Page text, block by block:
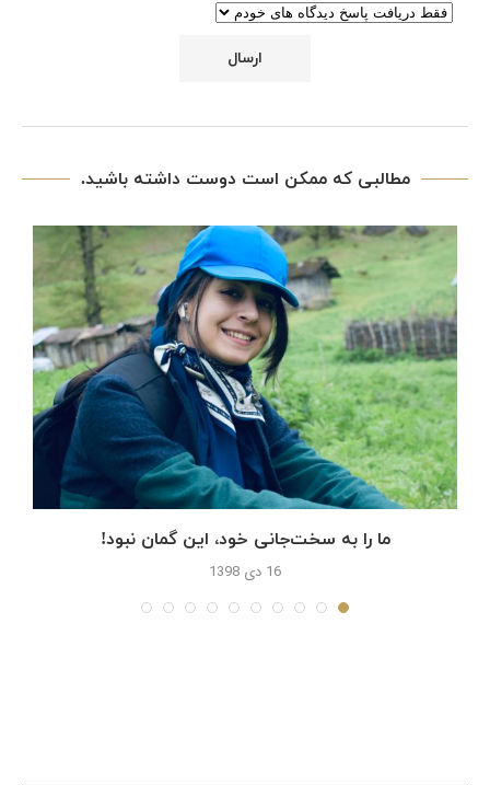
مطالبی که ممکن است دوست داشته باشید.
ما را به سخت‌جانی خود،‌ این گمان نبود!
16 دی 1398